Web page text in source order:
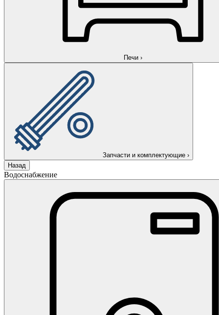
Печи ›
Запчасти и комплектующие ›
Назад
Водоснабжение